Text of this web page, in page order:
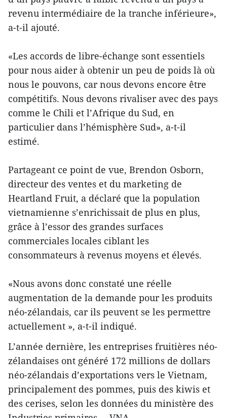
revenu intermédiaire de la tranche inférieure»,
a-t-il ajouté.
«Les accords de libre-échange sont essentiels
pour nous aider à obtenir un peu de poids là où
nous le pouvons, car nous devons encore être
compétitifs. Nous devons rivaliser avec des pays
comme le Chili et l’Afrique du Sud, en
particulier dans l’hémisphère Sud», a-t-il
estimé.
Partageant ce point de vue, Brendon Osborn,
directeur des ventes et du marketing de
Heartland Fruit, a déclaré que la population
vietnamienne s’enrichissait de plus en plus,
grâce à l’essor des grandes surfaces
commerciales locales ciblant les
consommateurs à revenus moyens et élevés.
«Nous avons donc constaté une réelle
augmentation de la demande pour les produits
néo-zélandais, car ils peuvent se les permettre
actuellement », a-t-il indiqué.
L’année dernière, les entreprises fruitières néo-
zélandaises ont généré 172 millions de dollars
néo-zélandais d’exportations vers le Vietnam,
principalement des pommes, puis des kiwis et
des cerises, selon les données du ministère des